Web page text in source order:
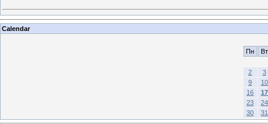
Calendar
Пн Вт
2
3
9
10
16
17
23
24
30
31